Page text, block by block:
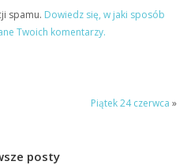
spamu. Dowiedz się, w jaki sposób
Twoich komentarzy.
Piątek 24 czerwca »
posty